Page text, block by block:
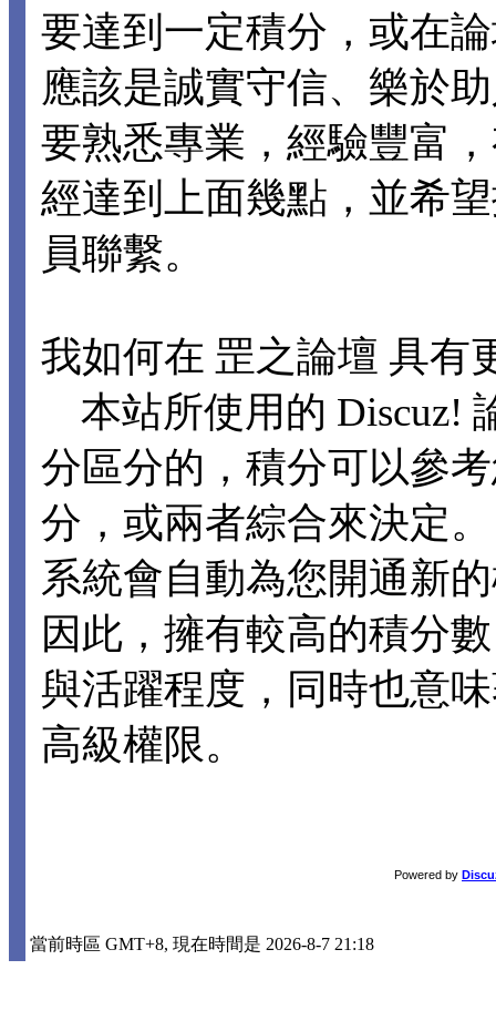
要達到一定積分，或在
應該是誠實守信、樂於
要熟悉專業，經驗豐富
經達到上面幾點，並希
員聯繫。
我如何在 罡之論壇 具有
本站所使用的 Discuz!
分區分的，積分可以參
分，或兩者綜合來決定
系統會自動為您開通新
因此，擁有較高的積分
與活躍程度，同時也意
高級權限。
Powered by
當前時區 GMT+8, 現在時間是 2026-8-7 21:18